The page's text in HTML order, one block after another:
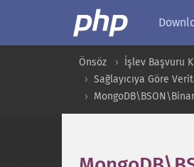
Önsöz İşlev Başvuru
Sağlayıcıya Göre